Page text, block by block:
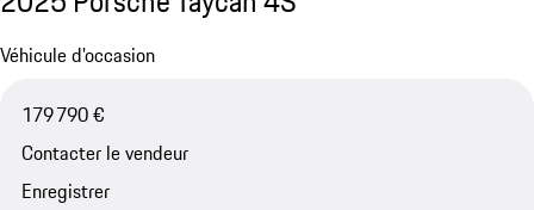
Véhicule d'occasion
179 790 €
Contacter le vendeur
Enregistrer